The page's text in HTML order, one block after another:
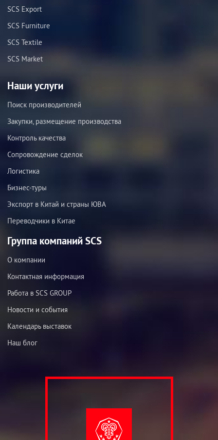
SCS Export
SCS Furniture
SCS Textile
SCS Market
Наши услуги
Поиск производителей
Закупки, размещение производства
Контроль качества
Сопровождение сделок
Логистика
Бизнес-туры
Экспорт в Китай и страны ЮВА
Переводчики в Китае
Группа компаний SCS
О компании
Контактная информация
Работа в SCS GROUP
Новости и события
Календарь выставок
Наш блог